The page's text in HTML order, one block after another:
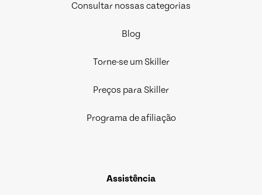
Consultar nossas categorias
Blog
Torne-se um Skiller
Preços para Skiller
Programa de afiliação
Assistência